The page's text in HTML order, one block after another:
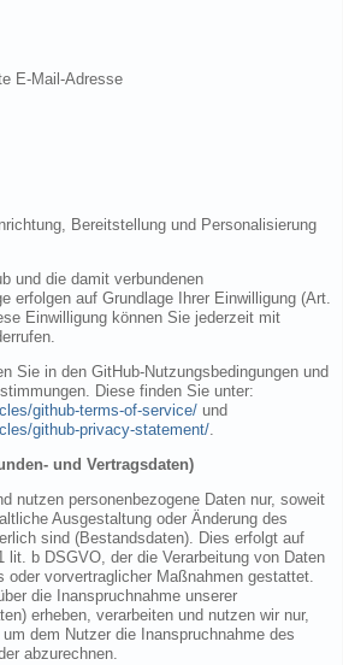
E-Mail-Adresse
Bereitstellung und Personalisierung
und die damit verbundenen
erfolgen auf Grundlage Ihrer Einwilligung (Art.
Einwilligung können Sie jederzeit mit
Sie in den GitHub-Nutzungsbedingungen und
Diese finden Sie unter:
github-terms-of-service/ und
github-privacy-statement/.
und Vertragsdaten)
nutzen personenbezogene Daten nur, soweit
Ausgestaltung oder Änderung des
sind (Bestandsdaten). Dies erfolgt auf
lit. b DSGVO, der die Verarbeitung von Daten
oder vorvertraglicher Maßnahmen gestattet.
die Inanspruchnahme unserer
erheben, verarbeiten und nutzen wir nur,
dem Nutzer die Inanspruchnahme des
abzurechnen.